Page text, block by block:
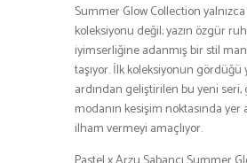
Summer Glow Collection
koleksiyonu değil; yazın özgür
iyimserliğine adanmış bir stil
taşıyor. İlk koleksiyonun
ardından geliştirilen bu yeni seri,
modanın kesişim noktasında yer
ilham vermeyi amaçlıyor.